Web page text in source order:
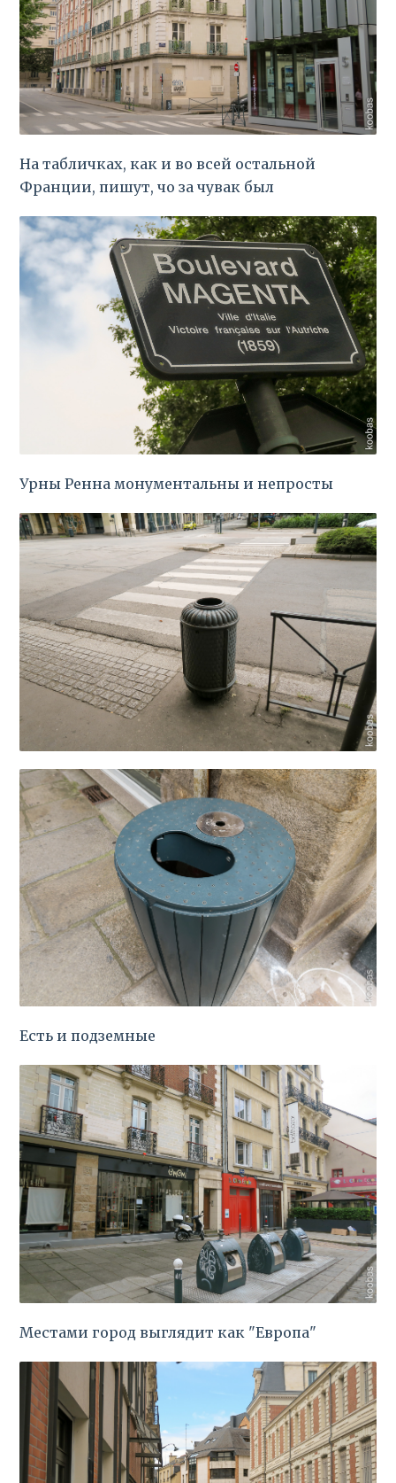
На табличках, как и во всей остальной
Франции, пишут, чо за чувак был
Урны Ренна монументальны и непросты
Есть и подземные
Местами город выглядит как "Европа"